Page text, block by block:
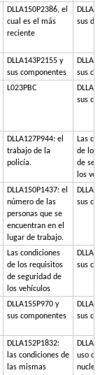
DLLA150P2386, el
cual es el más
reciente
sus
DLLA143P2155 y
sus componentes
sus
L023PBC
sus
DLLA127P944: el
trabajo de la
policía.
Las
de los
de
los
DLLA150P1437: el
número de las
personas que se
encuentran en el
lugar de trabajo.
sus
Las condiciones
de los requisitos
de seguridad de
los vehículos
sus
DLLA155P970 y
sus componentes
sus
DLLA152P1832:
las condiciones de
las mismas
uso